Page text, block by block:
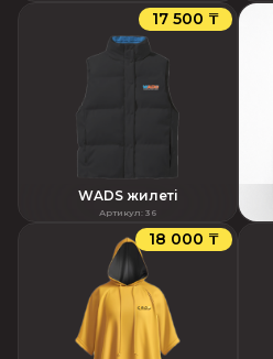
17 500 ₸
WADS жилеті
Артикул: 36
18 000 ₸